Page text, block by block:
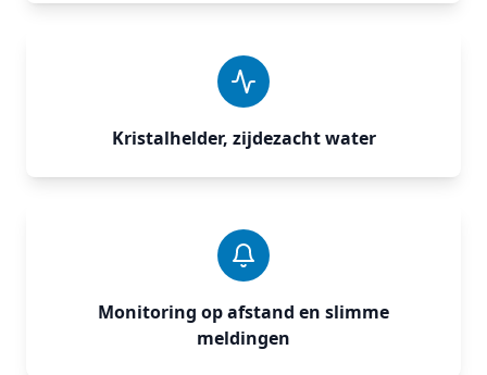
Kristalhelder, zijdezacht water
Monitoring op afstand en slimme
meldingen